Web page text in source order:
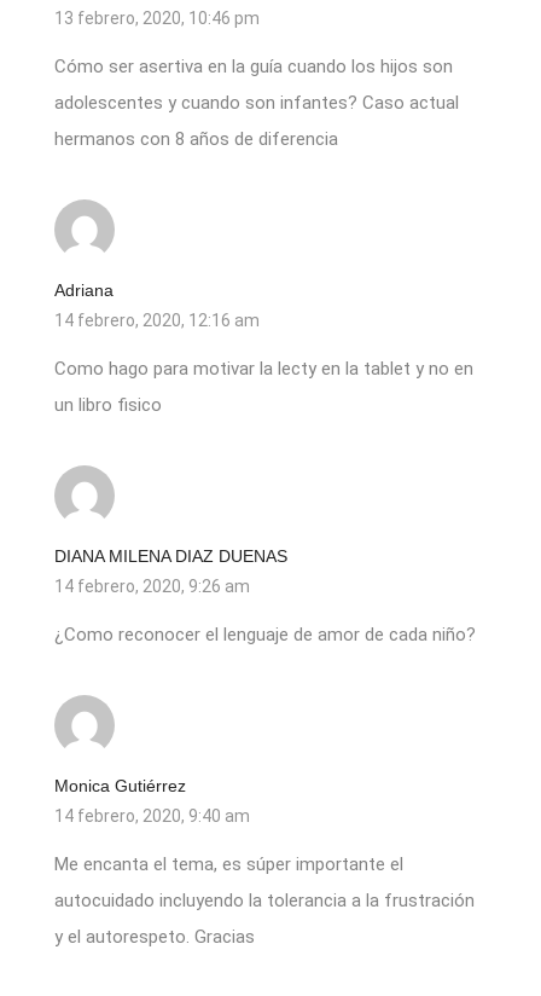
13 febrero, 2020, 10:46 pm
Cómo ser asertiva en la guía cuando los hijos son
adolescentes y cuando son infantes? Caso actual
hermanos con 8 años de diferencia
Adriana
14 febrero, 2020, 12:16 am
Como hago para motivar la lecty en la tablet y no en
un libro fisico
DIANA MILENA DIAZ DUENAS
14 febrero, 2020, 9:26 am
¿Como reconocer el lenguaje de amor de cada niño?
Monica Gutiérrez
14 febrero, 2020, 9:40 am
Me encanta el tema, es súper importante el
autocuidado incluyendo la tolerancia a la frustración
y el autorespeto. Gracias